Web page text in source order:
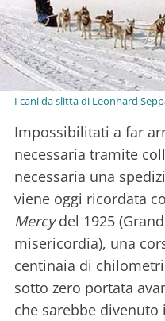
I cani da slitta di Leonhard
Impossibilitati a far
necessaria tramite
necessaria una
viene oggi ricordata
Mercydel 1925
misericordia), una
centinaia di
sotto zero portata
che sarebbe